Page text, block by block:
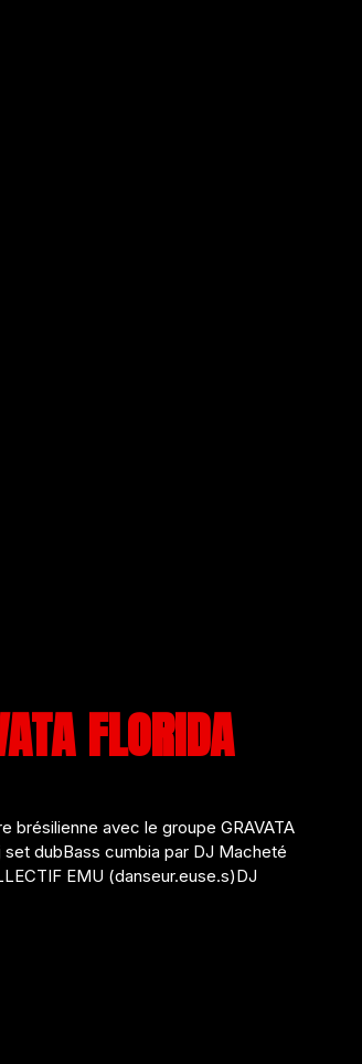
FLORIDA
brésilienne avec le groupe GRAVATA
dubBass cumbia par DJ Macheté
EMU (danseur.euse.s)DJ